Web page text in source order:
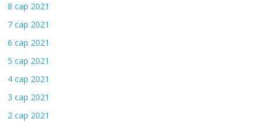
8 сар 2021
7 сар 2021
6 сар 2021
5 сар 2021
4 сар 2021
3 сар 2021
2 сар 2021